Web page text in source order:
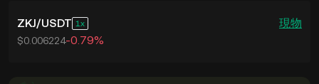
ZKJ/USDT 1 現物
$0.006224-0.79%